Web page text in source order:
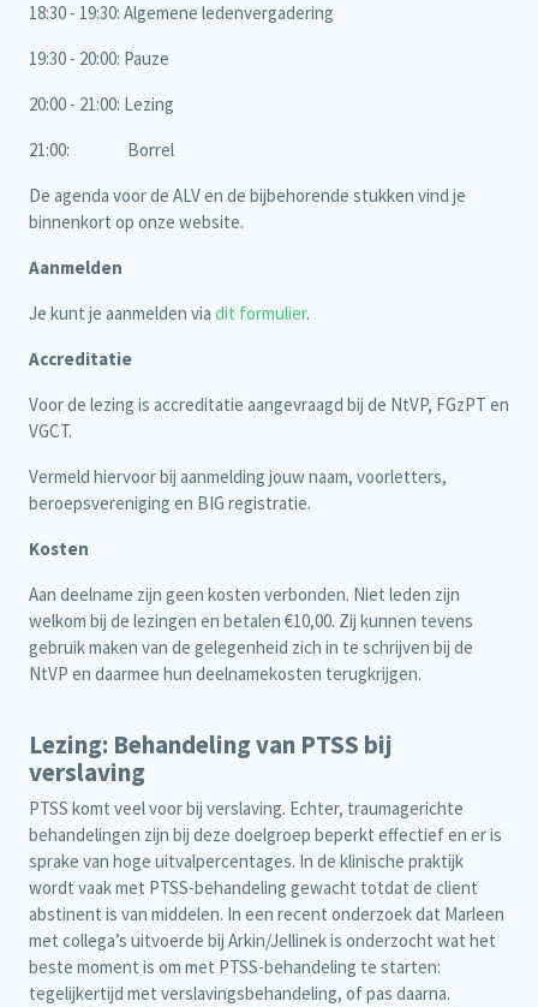
18:30 - 19:30: Algemene ledenvergadering
19:30 - 20:00: Pauze
20:00 - 21:00: Lezing
21:00: Borrel
De agenda voor de ALV en de bijbehorende stukken vind je
binnenkort op onze website.
Aanmelden
Je kunt je aanmelden via dit formulier.
Accreditatie
Voor de lezing is accreditatie aangevraagd bij de NtVP, FGzPT en
VGCT.
Vermeld hiervoor bij aanmelding jouw naam, voorletters,
beroepsvereniging en BIG registratie.
Kosten
Aan deelname zijn geen kosten verbonden. Niet leden zijn
welkom bij de lezingen en betalen €10,00. Zij kunnen tevens
gebruik maken van de gelegenheid zich in te schrijven bij de
NtVP en daarmee hun deelnamekosten terugkrijgen.
Lezing: Behandeling van PTSS bij
verslaving
PTSS komt veel voor bij verslaving. Echter, traumagerichte
behandelingen zijn bij deze doelgroep beperkt effectief en er is
sprake van hoge uitvalpercentages. In de klinische praktijk
wordt vaak met PTSS-behandeling gewacht totdat de client
abstinent is van middelen. In een recent onderzoek dat Marleen
met collega’s uitvoerde bij Arkin/Jellinek is onderzocht wat het
beste moment is om met PTSS-behandeling te starten:
tegelijkertijd met verslavingsbehandeling, of pas daarna.